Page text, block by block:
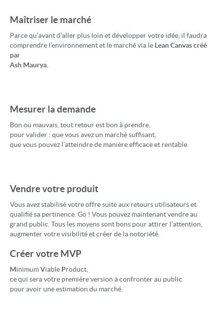
Maîtriser le marché
Parce qu’avant d’aller plus loin et développer votre idée, il faudra
comprendre l’environnement et le marché via le Lean Canvas créé
par
Ash Maurya
Mesurer la demande
Bon ou mauvais, tout retour est bon à prendre,
pour valider : que vous avez un marché suffisant,
que vous pouvez l’atteindre de manière efficace et rentable.
Vendre votre produit
Vous avez stabilisé votre offre suite aux retours utilisateurs et
qualifié sa pertinence. Go ! Vous pouvez maintenant vendre au
grand public. Tous les moyens sont bons pour attirer l’attention,
augmenter votre visibilité et créer de la notoriété.
Créer votre MVP
MinimumViable Product,
ce qui sera votre première version à confronter au public
pour avoir une estimation du marché.